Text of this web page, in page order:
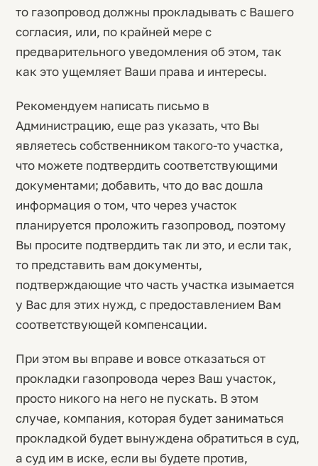
то газопровод должны прокладывать с Вашего
согласия, или, по крайней мере с
предварительного уведомления об этом, так
как это ущемляет Ваши права и интересы.
Рекомендуем написать письмо в
Администрацию, еще раз указать, что Вы
являетесь собственником такого-то участка,
что можете подтвердить соответствующими
документами; добавить, что до вас дошла
информация о том, что через участок
планируется проложить газопровод, поэтому
Вы просите подтвердить так ли это, и если так,
то представить вам документы,
подтверждающие что часть участка изымается
у Вас для этих нужд, с предоставлением Вам
соответствующей компенсации.
При этом вы вправе и вовсе отказаться от
прокладки газопровода через Ваш участок,
просто никого на него не пускать. В этом
случае, компания, которая будет заниматься
прокладкой будет вынуждена обратиться в суд,
а суд им в иске, если вы будете против,